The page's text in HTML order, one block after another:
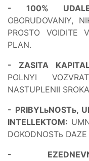
- 100%
OBORUDOVANIY,
PROSTO VOIDITE
PLAN.
- ZASITA
POLNYI
NASTUPLENII
- PRIBYLьNOSTь,
INTELLEKTOM:
DOKODNOSTь
-